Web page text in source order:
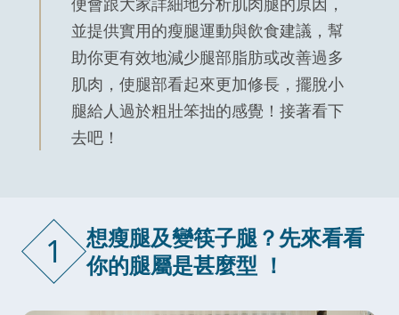
並提供實用的瘦腿運動與飲食建議，幫
助你更有效地減少腿部脂肪或改善過多
肌肉，使腿部看起來更加修長，擺脫小
腿給人過於粗壯笨拙的感覺！接著看下
去吧！
1
想瘦腿及變筷子腿？先來看看
你的腿屬是甚麼型 ！